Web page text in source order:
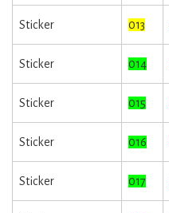
Sticker 013
Sticker 014
Sticker 015
Sticker 016
Sticker 017